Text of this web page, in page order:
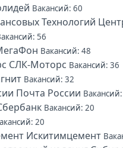
Вакансий: 60
56
Вакансий: 48
СЛК-Моторс Вакансий: 36
Вакансий: 32
Почта России
Вакансий: 20
20
Искитимцемент